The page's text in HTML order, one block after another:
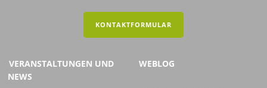
KONTAKTFORMULAR
VERANSTALTUNGEN UND
NEWS
WEBLOG